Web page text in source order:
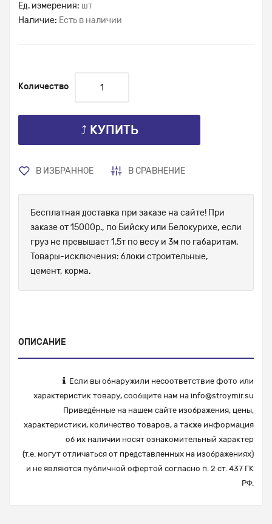
Ед. измерения: шт
Наличие: Есть в наличии
Количество
⤴ КУПИТЬ
В ИЗБРАННОЕ В СРАВНЕНИЕ
Бесплатная доставка при заказе на сайте! При
заказе от 15000р., по Бийску или Белокурихе, если
груз не превышает 1.5т по весу и 3м по габаритам.
Товары-исключения: блоки строительные,
цемент, корма.
ОПИСАНИЕ
Если вы обнаружили несоответствие фото или
характеристик товару, сообщите нам на info@stroymir.su
Приведённые на нашем сайте изображения, цены,
характеристики, количество товаров, а также информация
об их наличии носят ознакомительный характер
(т.е. могут отличаться от представленных на изображениях)
и не являются публичной офертой согласно п. 2 ст. 437 ГК
РФ.